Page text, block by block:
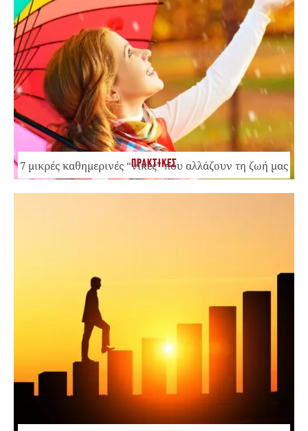
ΠΡΑΚΤΙΚΕΣ
7 μικρές καθημερινές “νίκες” που αλλάζουν τη ζωή μας